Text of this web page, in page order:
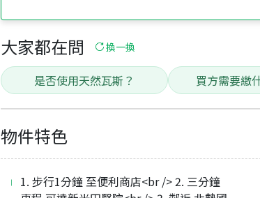
大家都在問 換一換
是否使用天然瓦斯？ 買方需要繳
物件特色
1. 步行1分鐘 至便利商店<br /> 2. 三分鐘